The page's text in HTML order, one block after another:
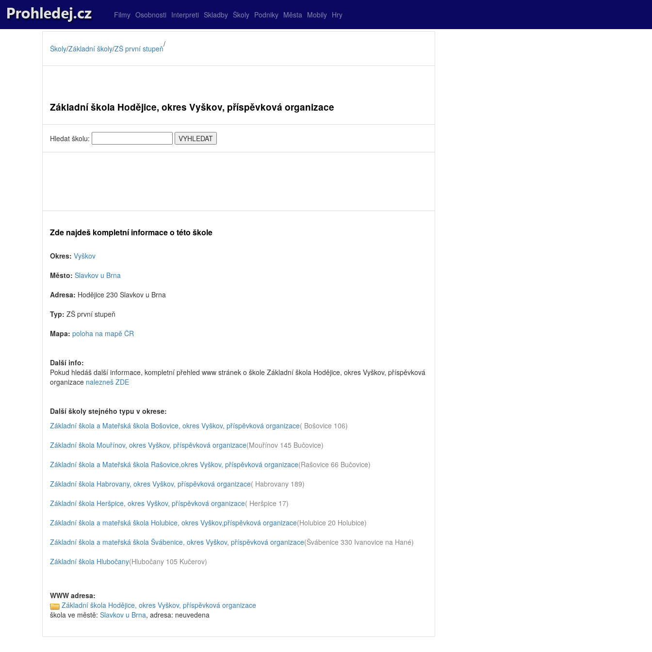
Filmy Osobnosti Interpreti Skladby Školy Podniky Města Mobily Hry
Školy/Základní školy/ZŠ první stupeň/
Základní škola Hodějice, okres Vyškov, příspěvková organizace
Hledat školu:
Zde najdeš kompletní informace o této škole
Okres: Vyškov
Město: Slavkov u Brna
Adresa: Hodějice 230 Slavkov u Brna
Typ: ZŠ první stupeň
Mapa: poloha na mapě ČR
Další info:
Pokud hledáš další informace, kompletní přehled www stránek o škole Základní škola Hodějice, okres Vyškov, příspěvková
organizace nalezneš ZDE
Další školy stejného typu v okrese:
Základní škola a Mateřská škola Bošovice, okres Vyškov, příspěvková organizace( Bošovice 106)
Základní škola Mouřínov, okres Vyškov, příspěvková organizace(Mouřínov 145 Bučovice)
Základní škola a Mateřská škola Rašovice,okres Vyškov, příspěvková organizace(Rašovice 66 Bučovice)
Základní škola Habrovany, okres Vyškov, příspěvková organizace( Habrovany 189)
Základní škola Heršpice, okres Vyškov, příspěvková organizace( Heršpice 17)
Základní škola a mateřská škola Holubice, okres Vyškov,příspěvková organizace(Holubice 20 Holubice)
Základní škola a mateřská škola Švábenice, okres Vyškov, příspěvková organizace(Švábenice 330 Ivanovice na Hané)
Základní škola Hlubočany(Hlubočany 105 Kučerov)
WWW adresa:
Základní škola Hodějice, okres Vyškov, příspěvková organizace
škola ve městě: Slavkov u Brna, adresa: neuvedena